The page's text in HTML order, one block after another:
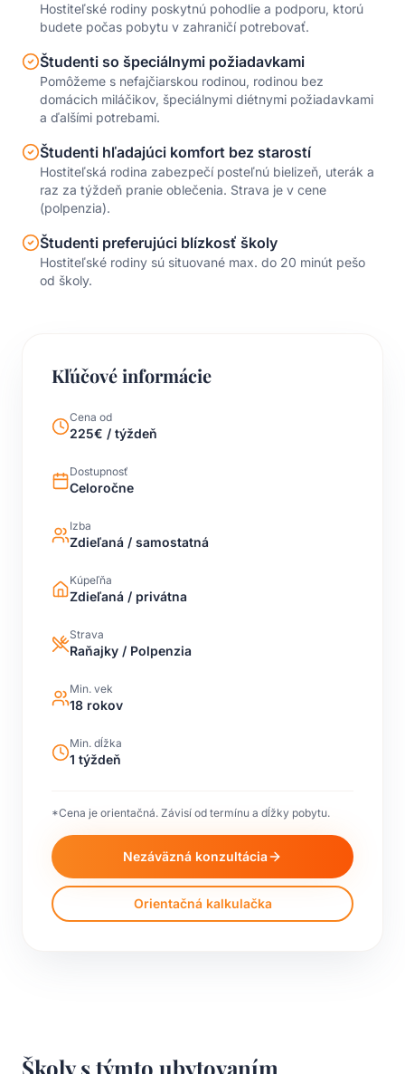
Hostiteľské rodiny poskytnú pohodlie a podporu, ktorú
budete počas pobytu v zahraničí potrebovať.
Študenti so špeciálnymi požiadavkami
Pomôžeme s nefajčiarskou rodinou, rodinou bez
domácich miláčikov, špeciálnymi diétnymi požiadavkami
a ďalšími potrebami.
Študenti hľadajúci komfort bez starostí
Hostiteľská rodina zabezpečí posteľnú bielizeň, uterák a
raz za týždeň pranie oblečenia. Strava je v cene
(polpenzia).
Študenti preferujúci blízkosť školy
Hostiteľské rodiny sú situované max. do 20 minút pešo
od školy.
Kľúčové informácie
Cena od
225€ / týždeň
Dostupnosť
Celoročne
Izba
Zdieľaná / samostatná
Kúpeľňa
Zdieľaná / privátna
Strava
Raňajky / Polpenzia
Min. vek
18 rokov
Min. dĺžka
1 týždeň
*Cena je orientačná. Závisí od termínu a dĺžky pobytu.
Nezáväzná konzultácia
Orientačná kalkulačka
Školy s týmto ubytovaním